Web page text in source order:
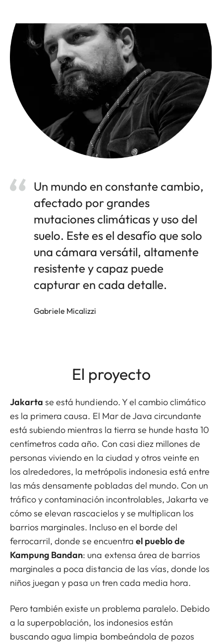
Un mundo en constante cambio,
afectado por grandes
mutaciones climáticas y uso del
suelo. Este es el desafío que solo
una cámara versátil, altamente
resistente y capaz puede
capturar en cada detalle.
Gabriele Micalizzi
El proyecto
Jakarta se está hundiendo. Y el cambio climático
es la primera causa. El Mar de Java circundante
está subiendo mientras la tierra se hunde hasta 10
centímetros cada año. Con casi diez millones de
personas viviendo en la ciudad y otros veinte en
los alrededores, la metrópolis indonesia está entre
las más densamente pobladas del mundo. Con un
tráfico y contaminación incontrolables, Jakarta ve
cómo se elevan rascacielos y se multiplican los
barrios marginales. Incluso en el borde del
ferrocarril, donde se encuentra el pueblo de
Kampung Bandan: una extensa área de barrios
marginales a poca distancia de las vías, donde los
niños juegan y pasa un tren cada media hora.
Pero también existe un problema paralelo. Debido
a la superpoblación, los indonesios están
buscando agua limpia bombeándola de pozos